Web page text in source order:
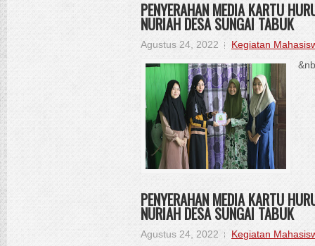
PENYERAHAN MEDIA KARTU
NURIAH DESA SUNGAI TABUK
Agustus 24, 2022
Kegiatan
PENYERAHAN MEDIA KARTU
NURIAH DESA SUNGAI TABUK
Agustus 24, 2022
Kegiatan